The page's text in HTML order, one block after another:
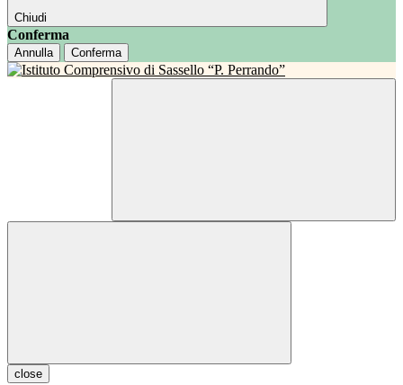
Chiudi
Conferma
Annulla Conferma
close